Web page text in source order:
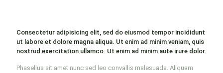
Consectetur adipisicing elit, sed do eiusmod tempor incididunt
ut labore et dolore magna aliqua. Ut enim ad minim veniam, quis
nostrud exercitation ullamco. Ut enim ad minim aute irure dolor.
Phasellus sit amet nunc sed leo convallis malesuada. Aliquam